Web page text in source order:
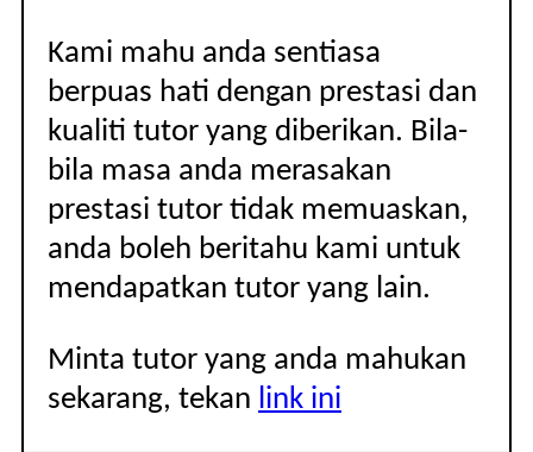
Kami mahu anda sentiasa
berpuas hati dengan prestasi dan
kualiti tutor yang diberikan. Bila-
bila masa anda merasakan
prestasi tutor tidak memuaskan,
anda boleh beritahu kami untuk
mendapatkan tutor yang lain.
Minta tutor yang anda mahukan
sekarang, tekan link ini